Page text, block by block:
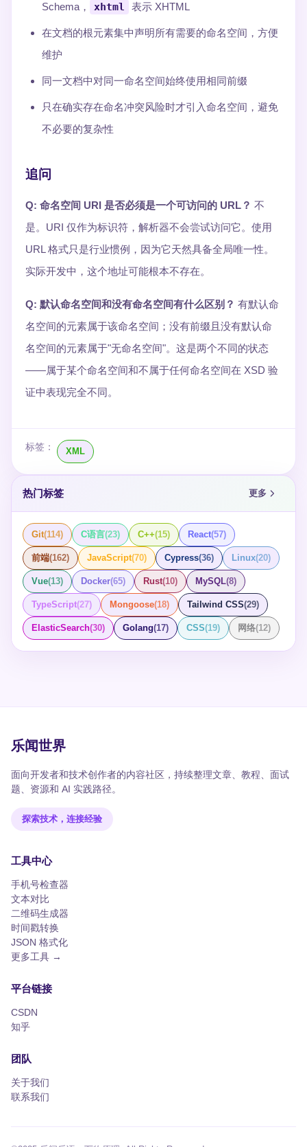
Schema，
xhtml 表示 XHTML
在文档的根元素集中声明所有需要的命名空间，方便
维护
同一文档中对同一命名空间始终使用相同前缀
只在确实存在命名冲突风险时才引入命名空间，避免
不必要的复杂性
追问
Q: 命名空间 URI 是否必须是一个可访问的 URL？ 不
是。URI 仅作为标识符，解析器不会尝试访问它。使用
URL 格式只是行业惯例，因为它天然具备全局唯一性。
实际开发中，这个地址可能根本不存在。
Q: 默认命名空间和没有命名空间有什么区别？ 有默认命
名空间的元素属于该命名空间；没有前缀且没有默认命
名空间的元素属于"无命名空间"。这是两个不同的状态
——属于某个命名空间和不属于任何命名空间在 XSD 验
证中表现完全不同。
标签： XML
热门标签 更多
Git(114) C语言(23) C++(15) React(57)
前端(162) JavaScript(70) Cypress(36) Linux(20)
Vue(13) Docker(65) Rust(10) MySQL(8)
TypeScript(27) Mongoose(18) Tailwind CSS(29)
ElasticSearch(30) Golang(17) CSS(19) 网络(12)
乐闻世界
面向开发者和技术创作者的内容社区，持续整理文章、教程、面试
题、资源和 AI 实践路径。
探索技术，连接经验
工具中心
手机号检查器
文本对比
二维码生成器
时间戳转换
JSON 格式化
更多工具 →
平台链接
CSDN
知乎
团队
关于我们
联系我们